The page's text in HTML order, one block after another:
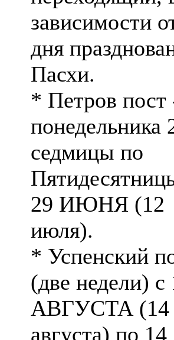
зависимости
дня
Пасхи.
* Петров пост
понедельника
седмицы по
29 ИЮНЯ (12
июля).
* Успенский
(две недели) с
АВГУСТА (14
августа) по 14